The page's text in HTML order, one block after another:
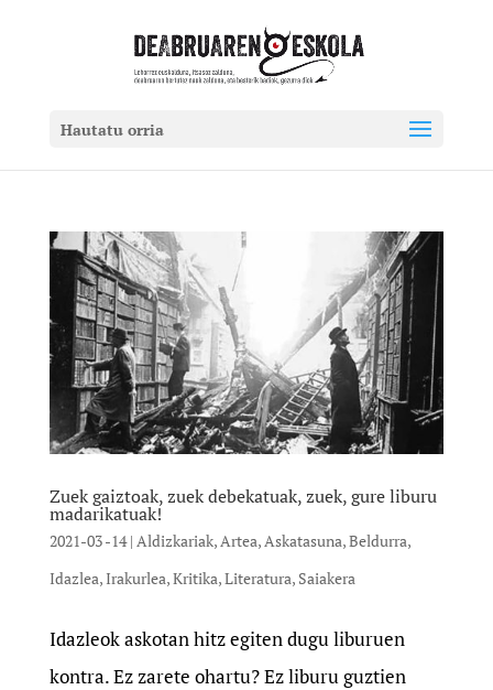
Hautatu orria
Zuek gaiztoak, zuek debekatuak, zuek, gure liburu
madarikatuak!
2021-03 -14| Aldizkariak, Artea, Askatasuna,Beldurra,
Idazlea,Irakurlea,Kritika,Literatura, Saiakera
Idazleok askotan hitz egiten dugu liburuen
kontra. Ez zarete ohartu? Ez liburu guztien